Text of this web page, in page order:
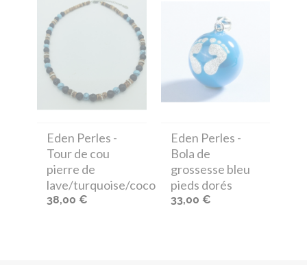
Eden Perles -
Tour de cou
pierre de
lave/turquoise/coco
38,00 €
Eden Perles -
Bola de
grossesse bleu
pieds dorés
33,00 €